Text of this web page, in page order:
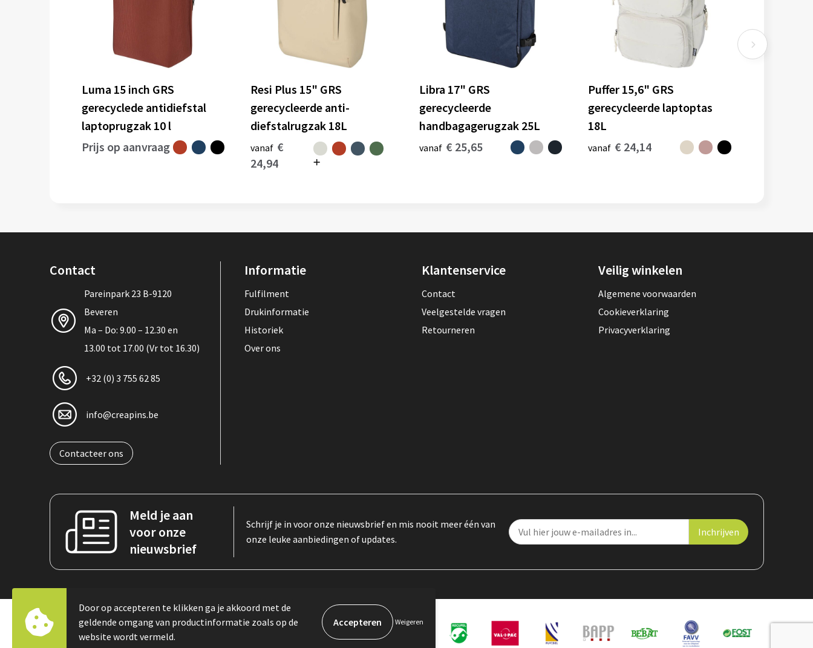
Luma 15 inch GRS
gerecyclede antidiefstal
laptoprugzak 10 l
Prijs op aanvraag
Resi Plus 15" GRS
gerecycleerde anti-
diefstalrugzak 18L
vanaf €
24,94
Libra 17" GRS
gerecycleerde
handbagagerugzak 25L
vanaf € 25,65
Puffer 15,6" GRS
gerecycleerde laptoptas
18L
vanaf € 24,14
Contact
Pareinpark 23 B-9120
Beveren
Ma – Do: 9.00 – 12.30 en
13.00 tot 17.00 (Vr tot 16.30)
+32 (0) 3 755 62 85
info@creapins.be
Contacteer ons
Informatie
Fulfilment
Drukinformatie
Historiek
Over ons
Klantenservice
Contact
Veelgestelde vragen
Retourneren
Veilig winkelen
Algemene voorwaarden
Cookieverklaring
Privacyverklaring
Meld je aan
voor onze
nieuwsbrief
Schrijf je in voor onze nieuwsbrief en mis nooit meer één van
onze leuke aanbiedingen of updates.
© Copyright Créapins – Prowear bv 2023
Door op accepteren te klikken ga je akkoord met de
geldende omgang van productinformatie zoals op de
website wordt vermeld.
Weigeren